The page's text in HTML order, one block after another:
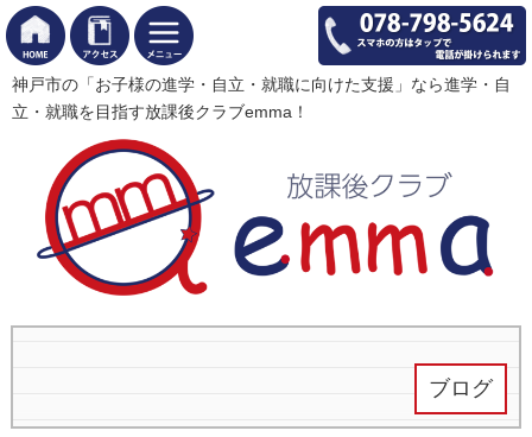
神戸市の「お子様の進学・自立・就職に向けた支援」なら進学・自
立・就職を目指す放課後クラブemma！
ブログ